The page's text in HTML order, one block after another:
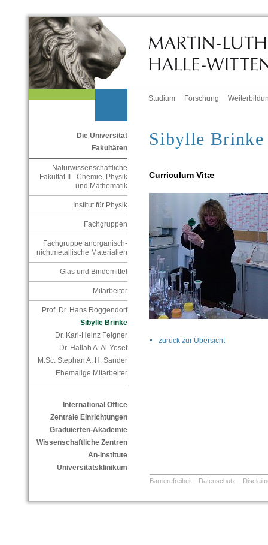
Studium Forschung
Die Universität
Fakultäten
Naturwissenschaftliche
Fakultät II - Chemie, Physik
und Mathematik
Institut für Physik
Fachgruppen
Fachgruppe anorganisch-
nichtmetallische Materialien
Glas und Bindemittel
Mitarbeiter
Prof. Dr. Hans Roggendorf
Sibylle Brinke
Dr. Karl-Heinz Felgner
Dr. Hallah A. Al-Yosef
M.Sc. Stephan A. H. Sander
Ehemalige Mitarbeiter
International Office
Zentrale Einrichtungen
Graduierten-Akademie
Wissenschaftliche Zentren
An-Institute
Universitätsklinikum
Sibylle Brinke
Curriculum Vitæ
zurück zur Übersicht
Barrierefreiheit Datenschutz